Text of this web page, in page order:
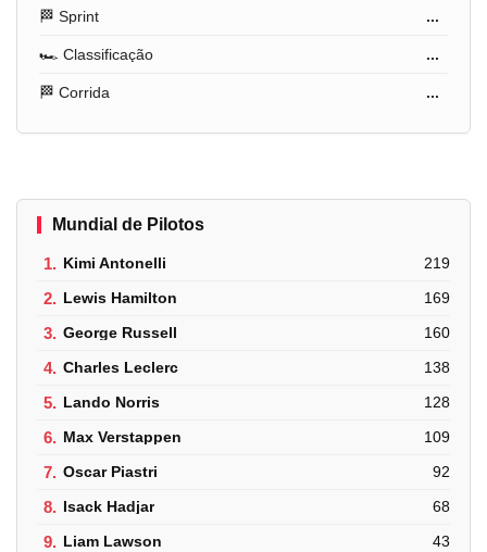
🏁 Sprint ...
🏎️ Classificação ...
🏁 Corrida ...
Mundial de Pilotos
1. Kimi Antonelli 219
2. Lewis Hamilton 169
3. George Russell 160
4. Charles Leclerc 138
5. Lando Norris 128
6. Max Verstappen 109
7. Oscar Piastri 92
8. Isack Hadjar 68
9. Liam Lawson 43